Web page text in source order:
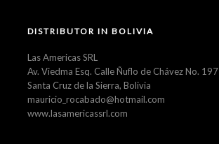
DISTRIBUTOR IN BOLIVIA
Las Americas SRL
Av. Viedma Esq. Calle Ñuflo de Chávez No. 197
Santa Cruz de la Sierra, Bolivia
mauricio_rocabado@hotmail.com
www.lasamericassrl.com